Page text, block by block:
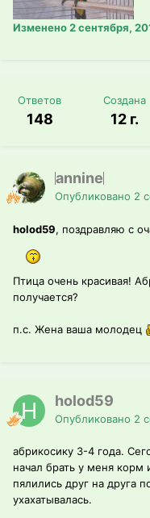
Изменено2 сентября,
Ответов
148
Создана
12 г.
annine
Опубликовано 2
holod59, поздравляю с
Птица очень красивая!
получается?
п.с. Жена ваша молодец
holod59
Опубликовано 2
абрикосику 3-4 года.
начал брать у меня
пялились друг на друга
ухахатывалась.